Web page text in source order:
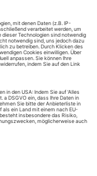
Zügen an, der sich
statt. Es ging um die
künstlerische
etabliert. Er war
mit einer Vielzahl
Niveau mäßig bis